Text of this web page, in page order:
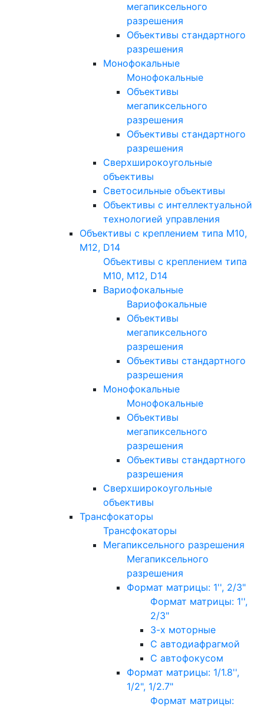
мегапиксельного
разрешения
Объективы стандартного
разрешения
Монофокальные
Монофокальные
Объективы
мегапиксельного
разрешения
Объективы стандартного
разрешения
Сверхширокоугольные
объективы
Светосильные объективы
Объективы с интеллектуальной
технологией управления
Объективы с креплением типа M10,
M12, D14
Объективы с креплением типа
M10, M12, D14
Вариофокальные
Вариофокальные
Объективы
мегапиксельного
разрешения
Объективы стандартного
разрешения
Монофокальные
Монофокальные
Объективы
мегапиксельного
разрешения
Объективы стандартного
разрешения
Сверхширокоугольные
объективы
Трансфокаторы
Трансфокаторы
Мегапиксельного разрешения
Мегапиксельного
разрешения
Формат матрицы: 1'', 2/3"
Формат матрицы: 1'',
2/3"
3-х моторные
С автодиафрагмой
С автофокусом
Формат матрицы: 1/1.8'',
1/2", 1/2.7"
Формат матрицы: